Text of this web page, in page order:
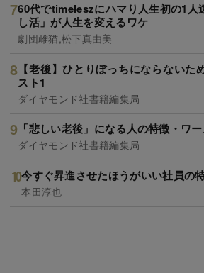
60代でtimeleszにハマり人生初の1
し活」が人生を変えるワケ
劇団雌猫,松下真由美
【老後】ひとりぼっちにならないた
スト1
ダイヤモンド社書籍編集局
「悲しい老後」になる人の特徴・ワ
ダイヤモンド社書籍編集局
今すぐ昇進させたほうがいい社員の
本田淳也